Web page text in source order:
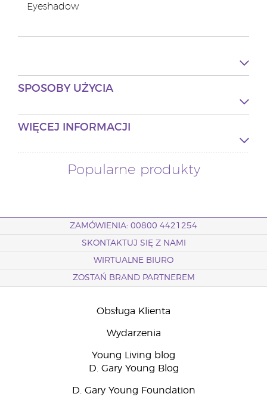
Eyeshadow
SPOSOBY UŻYCIA
WIĘCEJ INFORMACJI
Popularne produkty
ZAMÓWIENIA: 00800 4421254
SKONTAKTUJ SIĘ Z NAMI
WIRTUALNE BIURO
ZOSTAŃ BRAND PARTNEREM
Obsługa Klienta
Wydarzenia
Young Living blog
D. Gary Young Blog
D. Gary Young Foundation